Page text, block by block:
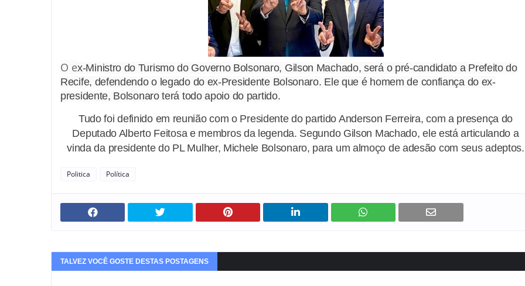
O ex-Ministro do Turismo do Governo Bolsonaro, Gilson Machado, será o pré-candidato a Prefeito do
Recife, defendendo o legado do ex-Presidente Bolsonaro. Ele que é homem de confiança do ex-
presidente, Bolsonaro terá todo apoio do partido.
Tudo foi definido em reunião com o Presidente do partido Anderson Ferreira, com a presença do
Deputado Alberto Feitosa e membros da legenda. Segundo Gilson Machado, ele está articulando a
vinda da presidente do PL Mulher, Michele Bolsonaro, para um almoço de adesão com seus adeptos.
Politica Política
TALVEZ VOCÊ GOSTE DESTAS POSTAGENS